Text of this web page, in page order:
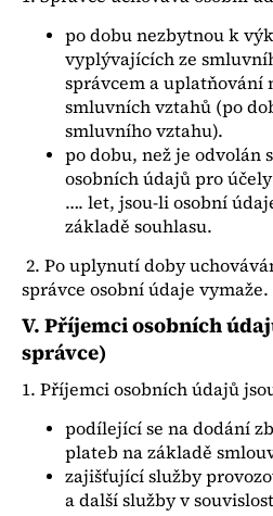
po dobu nezbytnou k
vyplývajících ze
správcem a uplatňování
smluvních vztahů (po
smluvního vztahu).
po dobu, než je odvolán
osobních údajů pro
…. let, jsou-li osobní
základě souhlasu.
2. Po uplynutí doby
správce osobní údaje vymaže.
V. Příjemci osobních
správce)
1. Příjemci osobních údajů
podílející se na dodání
plateb na základě
zajišťující služby
a další služby v